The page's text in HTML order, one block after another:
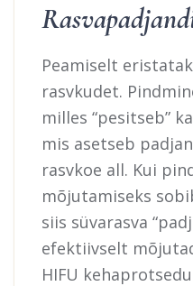
Peamiselt
rasvkudet.
milles “pesitseb”
mis asetseb
rasvkoe all. Kui
mõjutamiseks
siis süvarasva
efektiivselt
HIFU